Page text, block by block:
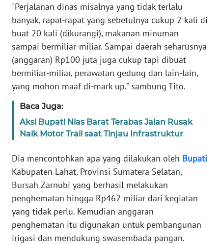
"Perjalanan dinas misalnya yang tidak terlalu
banyak, rapat-rapat yang sebetulnya cukup 2 kali di
buat 20 kali (dikurangi), makanan minuman
sampai bermiliar-miliar. Sampai daerah seharusnya
(anggaran) Rp100 juta juga cukup tapi dibuat
bermiliar-miliar, perawatan gedung dan lain-lain,
yang mohon maaf di-mark up," sambung Tito.
Baca Juga:
Aksi Bupati Nias Barat Terabas Jalan Rusak
Naik Motor Trail saat Tinjau Infrastruktur
Dia mencontohkan apa yang dilakukan oleh Bupati
Kabupaten Lahat, Provinsi Sumatera Selatan,
Bursah Zarnubi yang berhasil melakukan
penghematan hingga Rp462 miliar dari kegiatan
yang tidak perlu. Kemudian anggaran
penghematan itu digunakan untuk pembangunan
irigasi dan mendukung swasembada pangan.
WN
SUMUT
WN
JAKARTA
WN
JABAR
WN
WN
NTT
WN
KEPRI
WN